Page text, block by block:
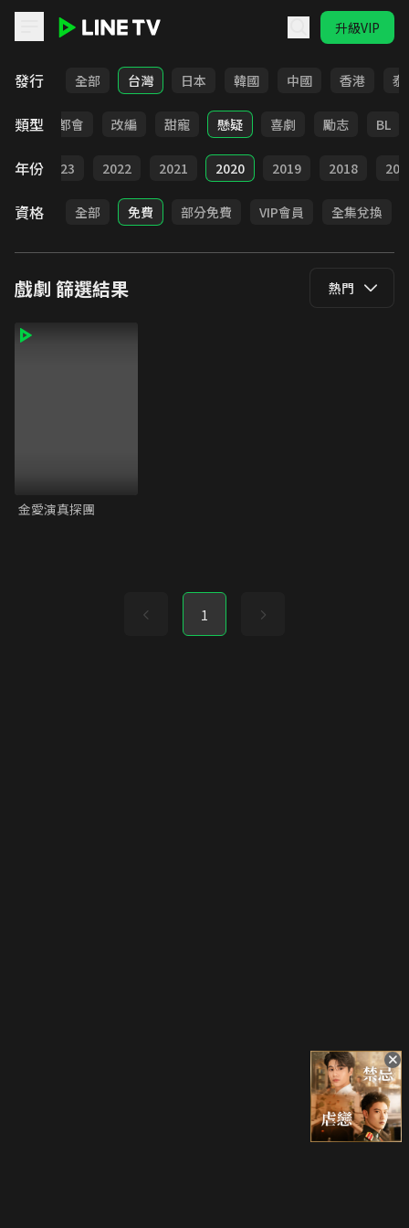
升級VIP
發行 全部 台灣 日本 韓國 中國 香港 泰
類型
愛情 都會 改編 甜寵 懸疑 喜劇 勵志 BL
年份 2023 2022 2021 2020 2019 2018
資格 全部 免費 部分免費 VIP會員 全集兌換
戲劇 篩選結果 熱門
金愛演真探團
1